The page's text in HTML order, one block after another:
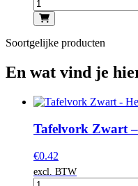
Soortgelijke producten
En wat vind je
Tafelvork Zwart
€0.42
excl. BTW